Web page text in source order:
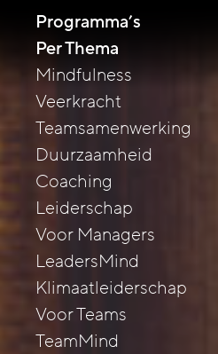
Programma’s
Per Thema
Mindfulness
Veerkracht
Teamsamenwerking
Duurzaamheid
Coaching
Leiderschap
Voor Managers
LeadersMind
Klimaatleiderschap
Voor Teams
TeamMind